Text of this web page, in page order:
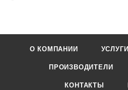
О КОМПАНИИ УСЛУГИ
ПРОИЗВОДИТЕЛИ
КОНТАКТЫ